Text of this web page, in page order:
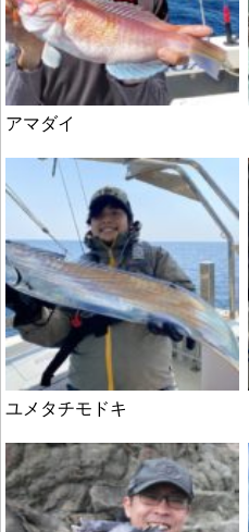
アマダイ
ユメタチモドキ